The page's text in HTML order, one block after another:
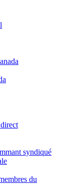
syndiqué
du